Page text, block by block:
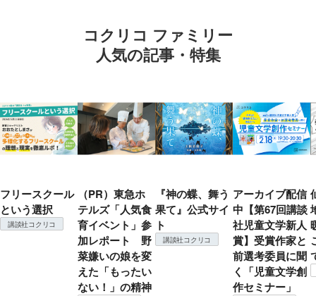
コクリコ ファミリー
人気の記事・特集
フリースクール
という選択
講談社コクリコ
（PR）東急ホ
テルズ「人気食
育イベント」参
加レポート 野
菜嫌いの娘を変
えた「もったい
ない！」の精神
『神の蝶、舞う
果て』公式サイ
ト
講談社コクリコ
アーカイブ配信
中【第67回講談
社児童文学新人
賞】受賞作家と
前選考委員に聞
く「児童文学創
作セミナー」